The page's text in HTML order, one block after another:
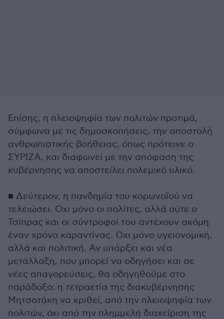
Επίσης, η πλειοψηφία των πολιτών προτιμά,
σύμφωνα με τις δημοσκοπήσεις, την αποστολή
ανθρωπιστικής βοήθειας, όπως πρότεινε ο
ΣΥΡΙΖΑ, και διαφωνεί με την απόφαση της
κυβέρνησης να αποστείλει πολεμικό υλικό.
■ Δεύτερον, η πανδημία του κορωνοϊού να
τελειώσει. Οχι μόνο οι πολίτες, αλλά ούτε ο
Τσίπρας και οι σύντροφοί του αντέχουν ακόμη
έναν χρόνο καραντίνας. Οχι μόνο υγειονομική,
αλλά και πολιτική. Αν υπάρξει και νέα
μετάλλαξη, που μπορεί να οδηγήσει και σε
νέες απαγορεύσεις, θα οδηγηθούμε στο
παράδοξο: η τετραετία της διακυβέρνησης
Μητσοτάκη να κριθεί, από την πλειοψηφία των
πολιτών, όχι από την πλημμελή διαχείριση της